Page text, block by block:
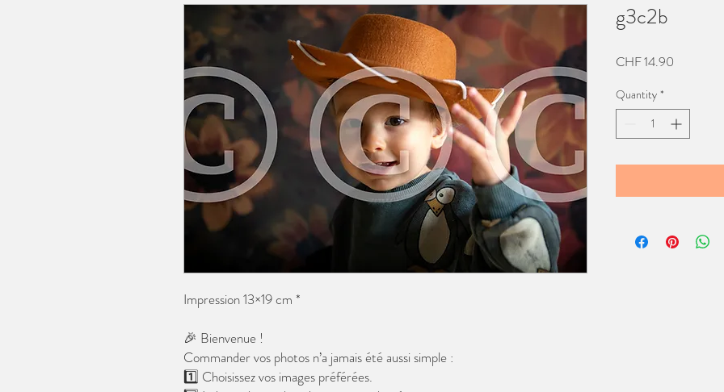
Impression 13×19 cm *
🎉 Bienvenue !
Commander vos photos n’a jamais été aussi simple :
1️⃣ Choisissez vos images préférées.
g3c2b
CHF 14.90
Quantity *